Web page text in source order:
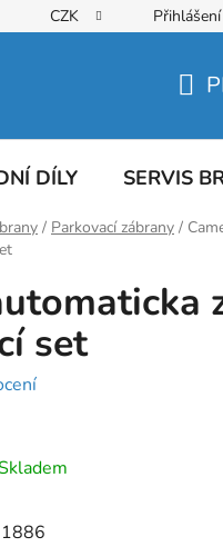
CZK Přihlášení
DÍLY SERVIS
/ Parkovací zábrany /
set
1886